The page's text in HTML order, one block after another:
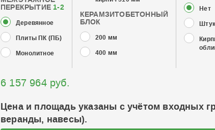
ПЕРЕКРЫТИЕ 1-2
Деревянное
Плиты ПК (ПБ)
Монолитное
КЕРАМЗИТОБЕТОННЫЙ
БЛОК
200 мм
400 мм
Нет
6 157 964 руб.
Цена и площадь указаны с учётом входных
веранды, навесы).